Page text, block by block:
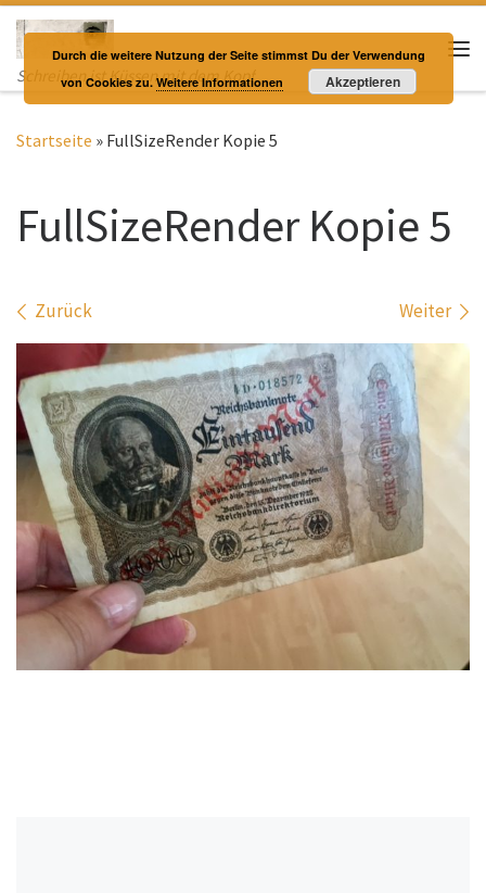
Zum Inhalt springen
Schreiben ist Küssen mit dem Kopf
Startseite » FullSizeRender Kopie 5
FullSizeRender Kopie 5
Bilder Navigation
Zurück Weiter
Durch die weitere Nutzung der Seite stimmst Du der Verwendung
von Cookies zu.Weitere Informationen Akzeptieren